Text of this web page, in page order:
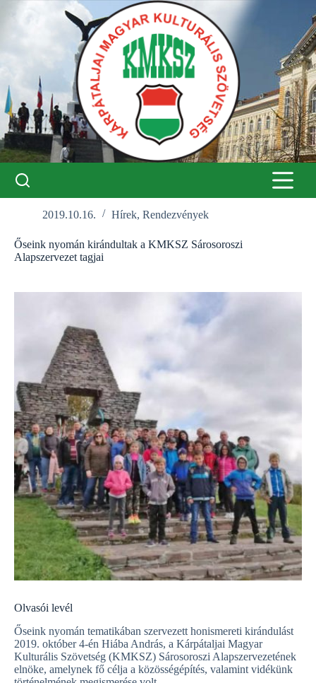
2019.10.16. Hírek, Rendezvények
Őseink nyomán kirándultak a KMKSZ Sárosoroszi
Alapszervezet tagjai
Olvasói levél
Őseink nyomán tematikában szervezett honismereti kirándulást
2019. október 4-én Hiába András, a Kárpátaljai Magyar
Kulturális Szövetség (KMKSZ) Sárosoroszi Alapszervezetének
elnöke, amelynek fő célja a közösségépítés, valamint vidékünk